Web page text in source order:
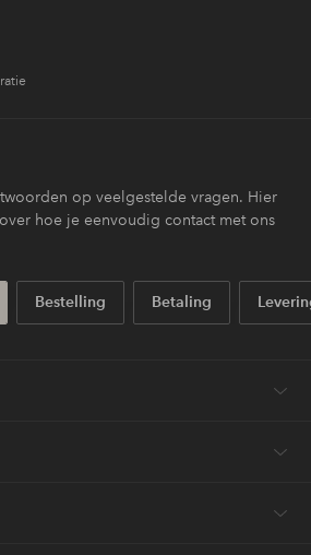
op veelgestelde vragen. Hier
hoe je eenvoudig contact met ons
Bestelling Betaling